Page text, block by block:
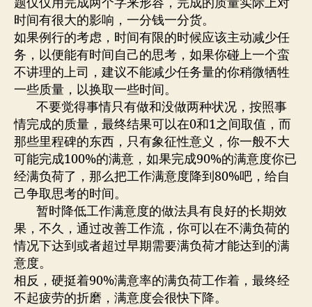
时间有很大的影响，一分钱一分货。
如果例行的考虑，时间有限的时候应该主动减少任
务，以便能有时间自己的思考，如果你碰上一个蛮
不讲理的上司，建议不能减少任务量的你稍微牺牲
一些质量，以换取一些时间。
不要觉得事情只有做和没做两种状况，按照事
情完成的质量，最终结果可以在0和1之间取值，而
那些里程碑的东西，只有象征性意义，你一般不大
可能完成100%的满意，如果完成90%的满意度你已
经满负荷了，那么把工作满意度降到80%吧，给自
己争取思考的时间。
暂时降低工作满意度的做法具有良好的长期效
果，不久，通过改善工作流，你可以在不满负荷的
情况下达到或者超过早期需要满负荷才能达到的满
意度。
相反，硬挺着90%满意率的满负荷工作着，最终经
不起疲劳的折磨，满意度会很快下降。